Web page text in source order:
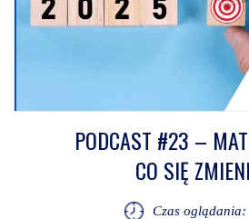
PODCAST #23 –
CO SIĘ
Czas